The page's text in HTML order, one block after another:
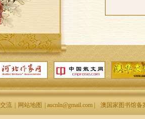
流 网站地图 | aucnln@gmail.com | 澳国家图书馆备